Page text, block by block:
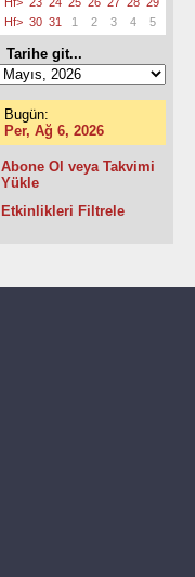
Hf> 30 31 1 2 3 4 5
Tarihe git...
Bugün:
Per, Ağ 6, 2026
Abone Ol veya Takvimi
Yükle
Etkinlikleri Filtrele